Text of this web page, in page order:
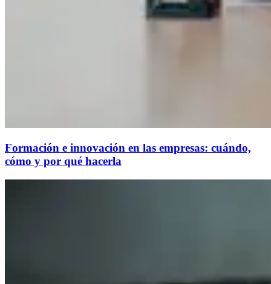
Formación e innovación en las empresas: cuándo,
cómo y por qué hacerla